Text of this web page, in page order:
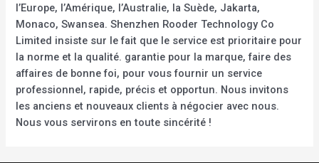
l’Europe, l’Amérique, l’Australie, la Suède, Jakarta,
Monaco, Swansea. Shenzhen Rooder Technology Co
Limited insiste sur le fait que le service est prioritaire pour
la norme et la qualité. garantie pour la marque, faire des
affaires de bonne foi, pour vous fournir un service
professionnel, rapide, précis et opportun. Nous invitons
les anciens et nouveaux clients à négocier avec nous.
Nous vous servirons en toute sincérité !